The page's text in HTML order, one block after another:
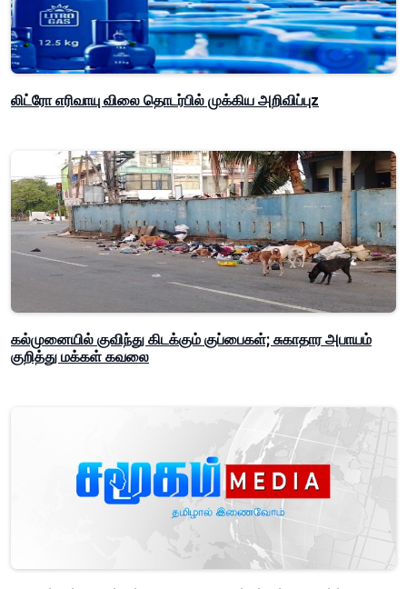
லிட்ரோ எரிவாயு விலை தொடர்பில் முக்கிய அறிவிப்புz
கல்முனையில் குவிந்து கிடக்கும் குப்பைகள்; சுகாதார அபாயம்
குறித்து மக்கள் கவலை